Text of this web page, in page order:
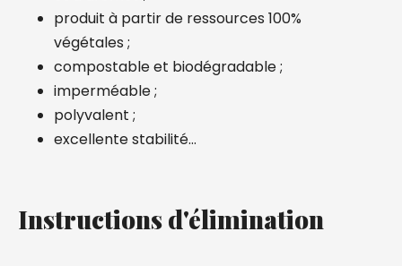
produit à partir de ressources 100%
végétales ;
compostable et biodégradable ;
imperméable ;
polyvalent ;
excellente stabilité…
Instructions d'élimination